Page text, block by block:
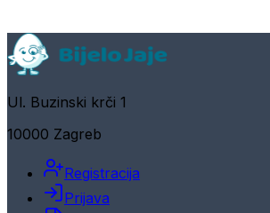
Ul. Buzinski krči 1
10000 Zagreb
Registracija
Prijava